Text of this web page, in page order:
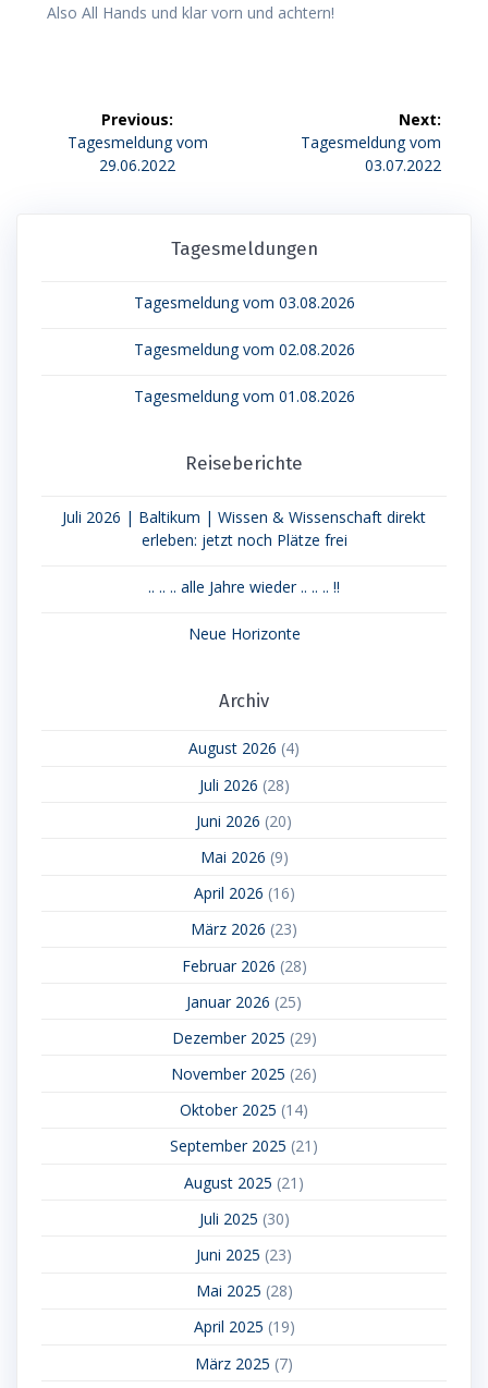
Also All Hands und klar vorn und achtern!
Beitragsnavigation
Previous:
Previous
post:
Tagesmeldung vom
29.06.2022
Next:
Next
Tagesmeldung vom
03.07.2022
Tagesmeldungen
Tagesmeldung vom 03.08.2026
Tagesmeldung vom 02.08.2026
Tagesmeldung vom 01.08.2026
Reiseberichte
Juli 2026 | Baltikum | Wissen & Wissenschaft direkt
erleben: jetzt noch Plätze frei
.. .. .. alle Jahre wieder .. .. .. !!
Neue Horizonte
Archiv
August 2026 (4)
Juli 2026 (28)
Juni 2026 (20)
Mai 2026 (9)
April 2026 (16)
März 2026 (23)
Februar 2026 (28)
Januar 2026 (25)
Dezember 2025 (29)
November 2025 (26)
Oktober 2025 (14)
September 2025 (21)
August 2025 (21)
Juli 2025 (30)
Juni 2025 (23)
Mai 2025 (28)
April 2025 (19)
März 2025 (7)